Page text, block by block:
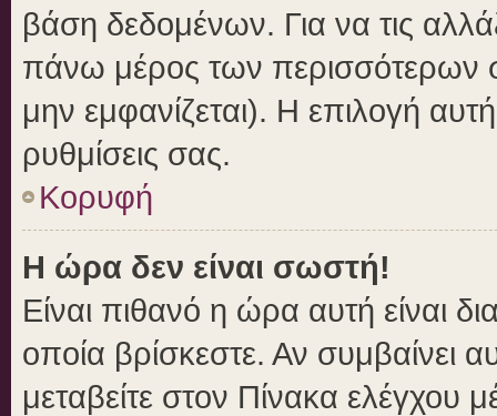
βάση δεδομένων. Για να τις
πάνω μέρος των περισσότερων
μην εμφανίζεται). Η επιλογή
ρυθμίσεις σας.
Κορυφή
Η ώρα δεν είναι σωστή!
Είναι πιθανό η ώρα αυτή είναι
οποία βρίσκεστε. Αν συμβαίνει
μεταβείτε στον Πίνακα ελέγχου